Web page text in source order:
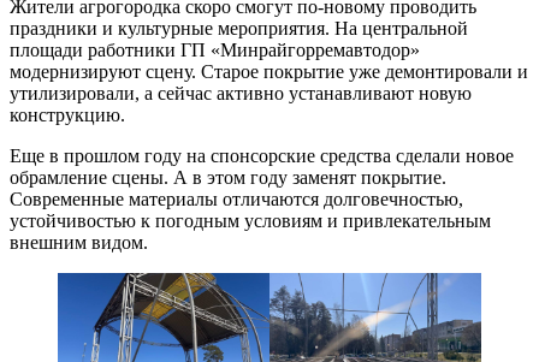
Жители агрогородка скоро смогут по-новому проводить
праздники и культурные мероприятия. На центральной
площади работники ГП «Минрайгорремавтодор»
модернизируют сцену. Старое покрытие уже демонтировали и
утилизировали, а сейчас активно устанавливают новую
конструкцию.
Еще в прошлом году на спонсорские средства сделали новое
обрамление сцены. А в этом году заменят покрытие.
Современные материалы отличаются долговечностью,
устойчивостью к погодным условиям и привлекательным
внешним видом.